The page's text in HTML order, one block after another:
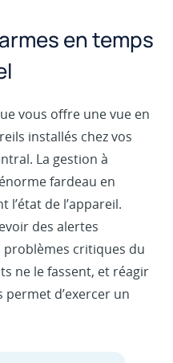
en temps
vous offre une vue en
installés chez vos
La gestion à
fardeau en
de l’appareil.
des alertes
critiques du
ne le fassent, et réagir
d’exercer un